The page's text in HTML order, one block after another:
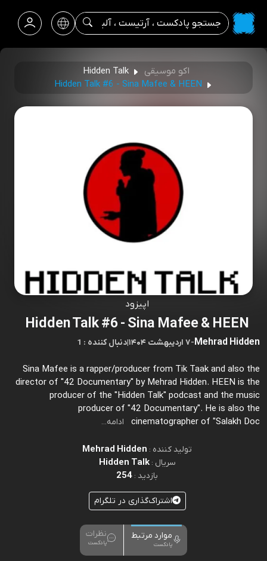
اکو موسیقی
Hidden Talk
Hidden Talk #6 - Sina Mafee & HEEN
اپیزود
Hidden Talk #6 - Sina Mafee & HEEN
Mehrad Hidden
-۷ اردیبهشت ۱۴۰۴ |1 : دنبال کننده
Sina Mafee is a rapper/producer from Tik Taak and also the
director of "42 Documentary" by Mehrad Hidden. HEEN is the
producer of the "Hidden Talk" podcast and the music
producer of "42 Documentary". He is also the
cinematographer of "Salakh Doc
ادامه...
تولید کننده : Mehrad Hidden
سریال :Hidden Talk
بازدید : 254
اشتراک‌گذاری در تلگرام
موارد مرتبط
پادکست
نظرات
پادکست